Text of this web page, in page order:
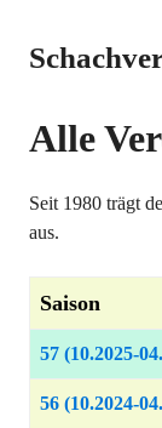
springen
Alle
Seit 1980 trägt
aus.
Saison
57 (10.2025-
56 (10.2024-